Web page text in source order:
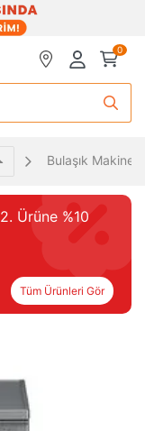
0
Bulaşık
Ürüne %10
Tüm Ürünleri Gör